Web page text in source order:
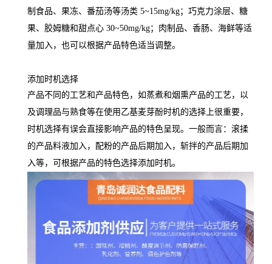
制食品、果冻、番茄汤等汤类 5~15mg/kg；巧克力涂层、糖
果、胶姆糖和甜点心 30~50mg/kg；肉制品、香肠、海鲜等适
量加入，也可以根据产品特色适当调整。
添加时机选择
产品不同的工艺和产品特色，如蒸煮和烟熏产品的工艺，以
及调理品与熟食等在使用乙基麦芽酚时机的选择上很重要，
时机选择有误会直接影响产品的特色呈现。一般而言：滚揉
的产品料液加入，配粉的产品后期加入，斩拌的产品后期加
入等，可根据产品的特色选择添加时机。